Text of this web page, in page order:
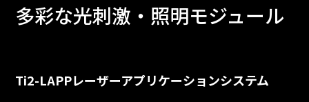
多彩な光刺激・照明モジュール
Ti2-LAPPレーザーアプリケーションシステム